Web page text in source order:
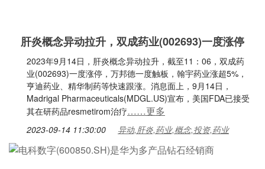
肝炎概念异动拉升，双成药业(002693)一度涨停
2023年9月14日，肝炎概念异动拉升，截至11：06，双成药
业(002693)一度涨停，万邦德一度触板，翰宇药业涨超5%，
亨迪药业、精华制药等快速跟涨。消息面上，9月14日，
Madrigal Pharmaceuticals(MDGL.US)宣布，美国FDA已接受
其在研药品resmetirom治疗……更多
2023-09-14 11:30:00 异动,肝炎,药业,概念,投资,药业